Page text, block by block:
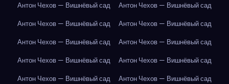
Антон Чехов — Вишнёвый сад
Антон Чехов — Вишнёвый сад
Антон Чехов — Вишнёвый сад
Антон Чехов — Вишнёвый сад
Антон Чехов — Вишнёвый сад
Антон Чехов — Вишнёвый сад
Антон Чехов — Вишнёвый сад
Антон Чехов — Вишнёвый сад
Антон Чехов — Вишнёвый сад
Антон Чехов — Вишнёвый сад